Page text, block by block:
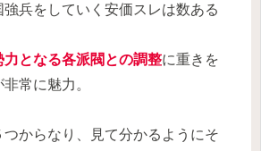
兵をしていく安価スレは数ある
力となる各派閥との調整に重きを
常に魅力。
からなり、見て分かるようにそ